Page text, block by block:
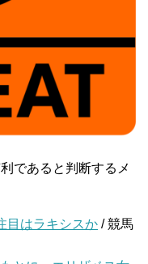
であると判断するメ
目はラキシスか / 競馬